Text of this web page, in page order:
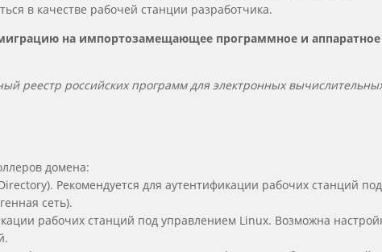
в качестве рабочей станции разработчика.
на импортозамещающее программное и аппаратное
реестр российских программ для электронных
домена:
Рекомендуется для аутентификации рабочих станций под
сеть).
рабочих станций под управлением Linux. Возможна